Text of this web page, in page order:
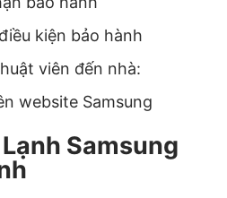
kiện bảo hành
viên đến nhà:
website Samsung
Samsung